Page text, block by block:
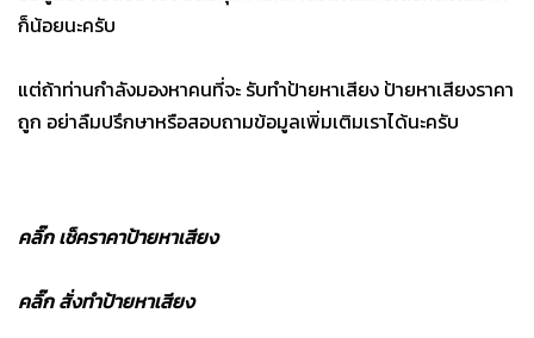
ก็น้อยนะครับ
แต่ถ้าท่านกำลังมองหาคนที่จะ รับทำป้ายหาเสียง ป้ายหาเสียงราคา
ถูก อย่าลืมปรึกษาหรือสอบถามข้อมูลเพิ่มเติมเราได้นะครับ
คลิ๊ก เช็คราคาป้ายหาเสียง
คลิ๊ก สั่งทำป้ายหาเสียง